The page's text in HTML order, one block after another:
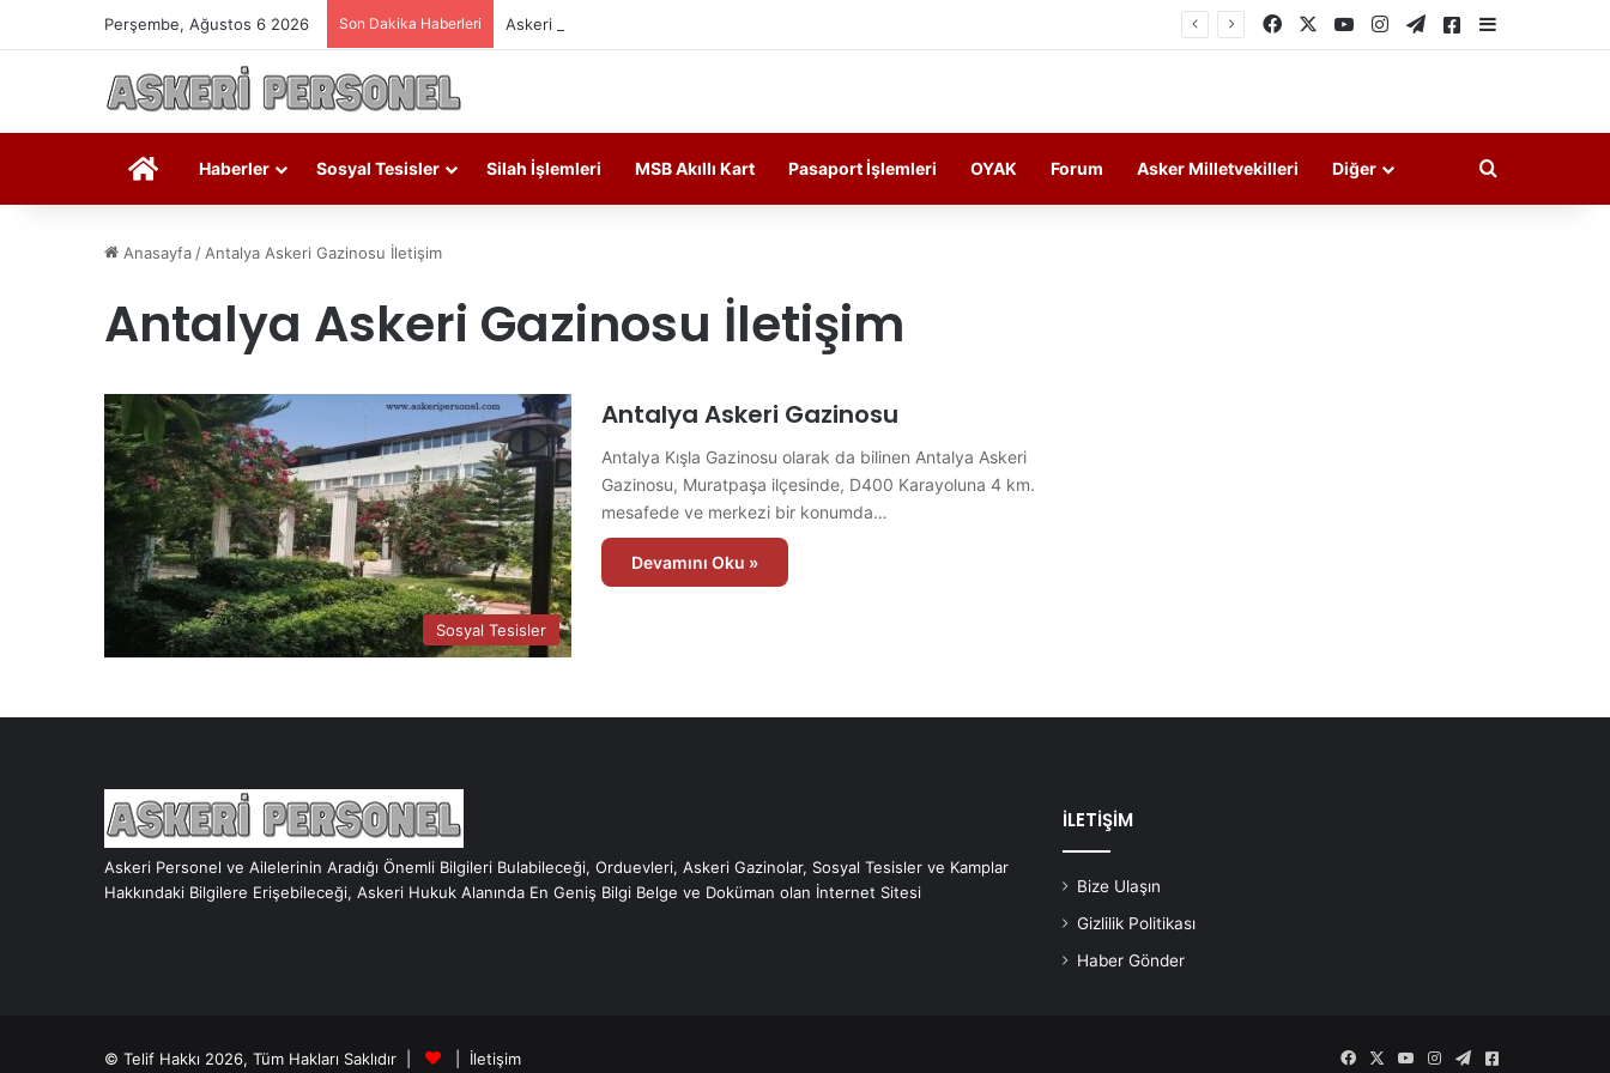
Perşembe, Ağustos 6 2026 Son Dakika Haberleri Askeri Personelin Güncel Haber ve Bilgi Sitesi. Facebook YouTubeInstagramTelegramAskeri Haberler
Askeri Personel
Haberler Sosyal Tesisler Silah İşlemleri MSB Akıllı Kart Pasaport İşlemleri OYAK Forum Asker Milletvekilleri Diğer Arama yap
Anasayfa / Antalya Askeri Gazinosu İletişim
Antalya Askeri Gazinosu İletişim
Sosyal Tesisler
Antalya Askeri Gazinosu
Antalya Kışla Gazinosu olarak da bilinen Antalya Askeri
Gazinosu, Muratpaşa ilçesinde, D400 Karayoluna 4 km.
mesafede ve merkezi bir konumda…
Devamını Oku »
Askeri Personel ve Ailelerinin Aradığı Önemli Bilgileri Bulabileceği, Orduevleri, Askeri Gazinolar, Sosyal Tesisler ve Kamplar
Hakkındaki Bilgilere Erişebileceği, Askeri Hukuk Alanında En Geniş Bilgi Belge ve Doküman olan İnternet Sitesi
İLETİŞİM
Bize Ulaşın
Gizlilik Politikası
Haber Gönder
© Telif Hakkı 2026, Tüm Hakları Saklıdır | İletişim FacebookYouTubeInstagram
Telegram
Askeri